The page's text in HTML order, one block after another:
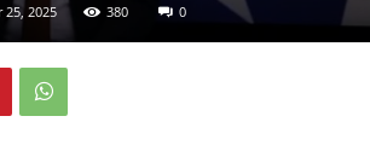
25, 2025 380 0